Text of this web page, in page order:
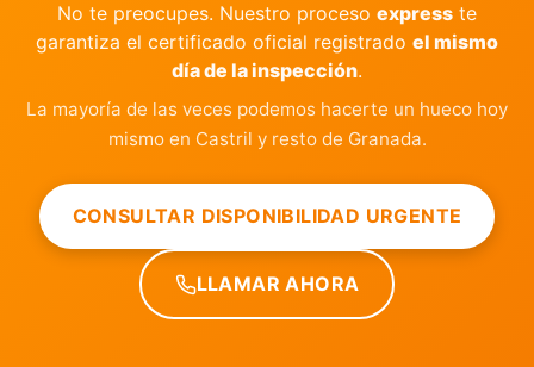
No te preocupes. Nuestro proceso express te
garantiza el certificado oficial registrado el mismo
día de la inspección.
La mayoría de las veces podemos hacerte un hueco hoy
mismo en Castril y resto de Granada.
CONSULTAR DISPONIBILIDAD URGENTE
LLAMAR AHORA